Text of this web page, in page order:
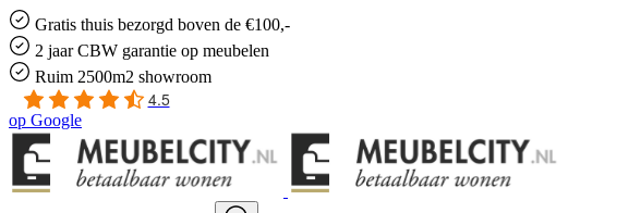
Gratis thuis bezorgd boven de €100,-
2 jaar CBW garantie op meubelen
Ruim 2500m2 showroom
4.5
op Google